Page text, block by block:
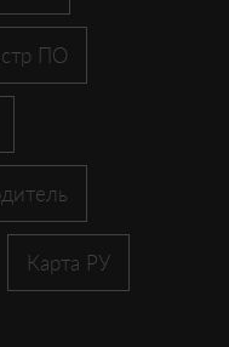
ПО
Карта РУ